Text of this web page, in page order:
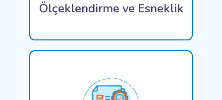
Ölçeklendirme ve Esneklik